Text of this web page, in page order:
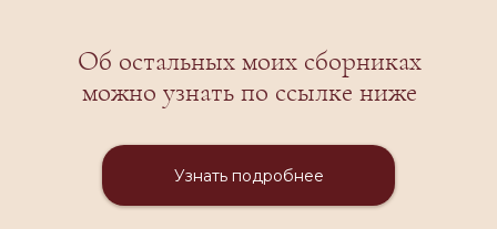
Об остальных моих сборниках
можно узнать по ссылке ниже
Узнать подробнее